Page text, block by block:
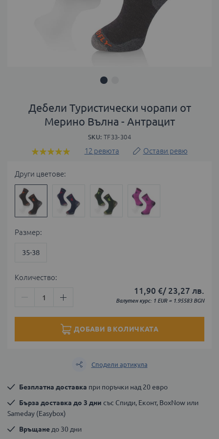
началото
Дебели Туристически чорапи от
Мерино Вълна - Антрацит
SKU TF33-304
Оценка:
12 ревюта Остави ревю
Други цветове:
Размер
35-38
11,90 €/ 23,27 лв.
Валутен курс: 1 EUR = 1.95583 BGN
Количество:
ДОБАВИ В КОЛИЧКАТА
Сподели артикула
Безплатна доставка при поръчки над 20 евро
Бърза доставка до 3 дни със Спиди, Еконт, BoxNow или
Sameday (Easybox)
Връщане до 30 дни